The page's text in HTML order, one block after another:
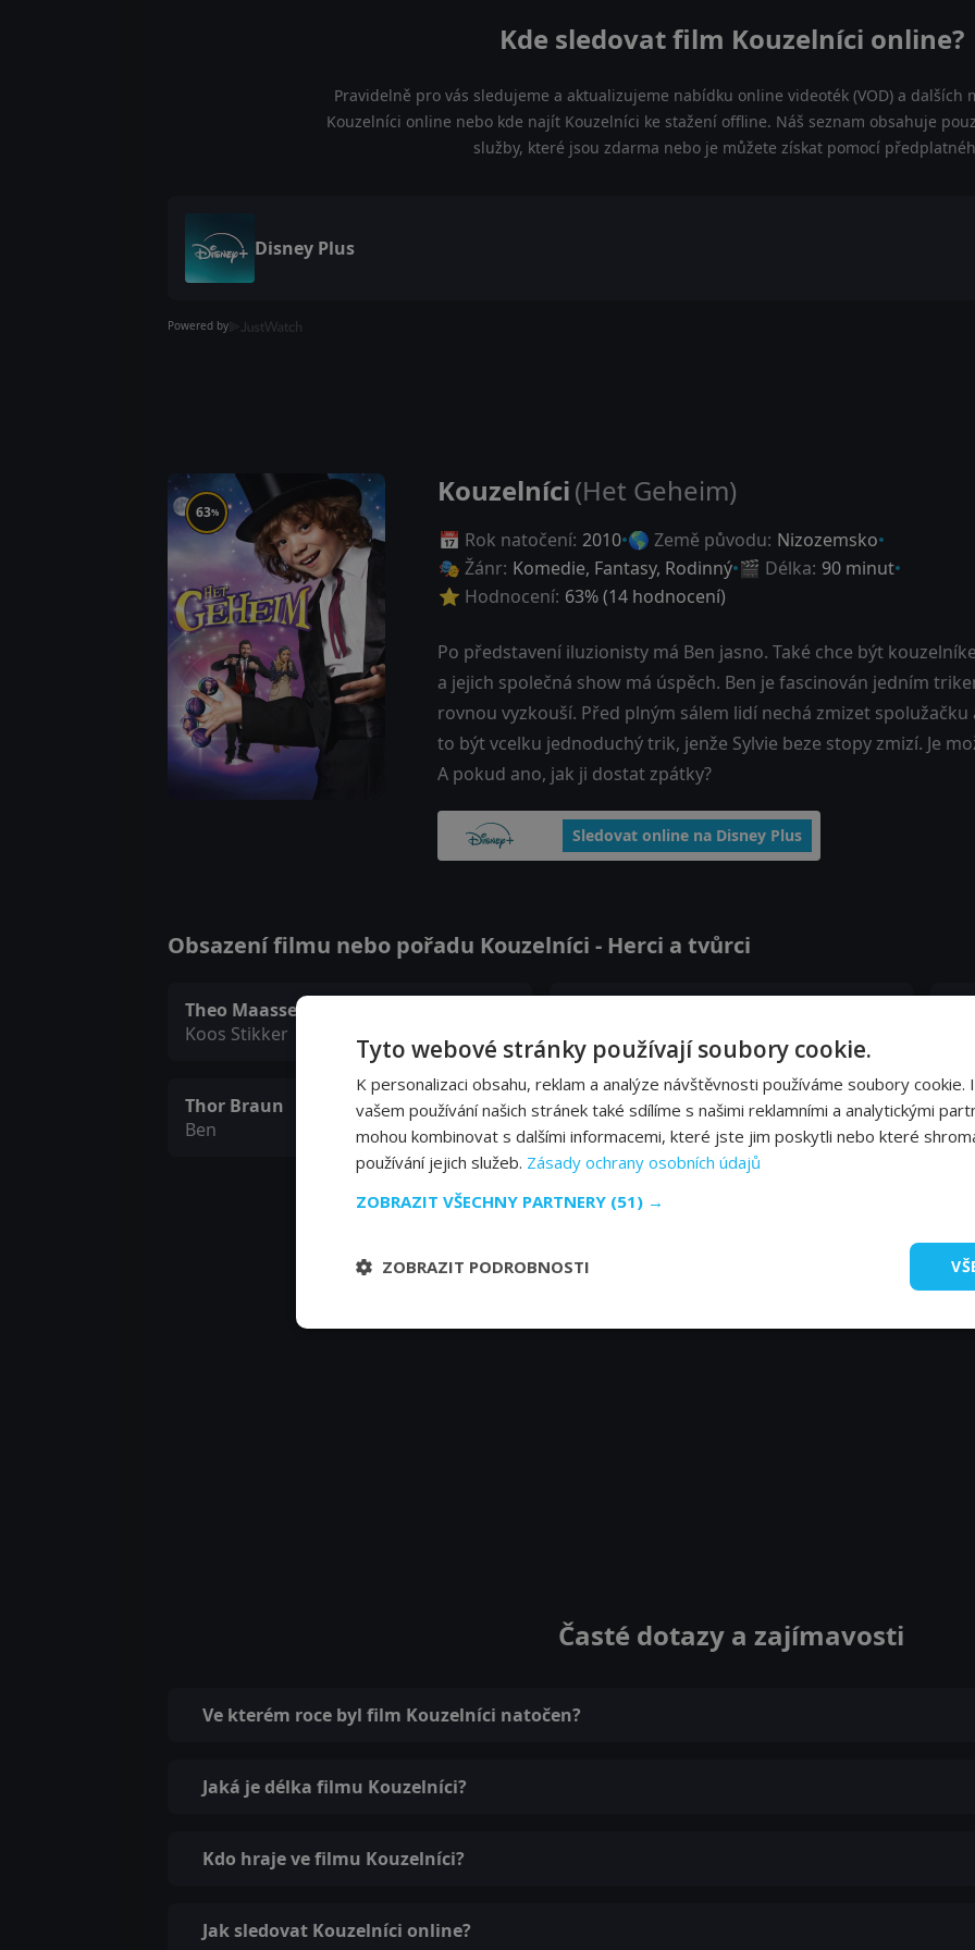
Kde sledovat film Kouzelníci online?
Pravidelně pro vás sledujeme a aktualizujeme nabídku online videoték (VOD) a dalších
Kouzelníci online nebo kde najít Kouzelníci ke stažení offline. Náš seznam obsahuje
služby, které jsou zdarma nebo je můžete získat pomocí
Disney Plus
Powered by
63%
Kouzelníci(Het Geheim)
📅 Rok natočení: 2010 🌎 Země původu: Nizozemsko
🎭 Žánr: Komedie, Fantasy, Rodinný 🎬 Délka: 90 minut
⭐ Hodnocení: 63% (14 hodnocení)
Po představení iluzionisty má Ben jasno. Také chce být
a jejich společná show má úspěch. Ben je fascinován jedním
rovnou vyzkouší. Před plným sálem lidí nechá zmizet
to být vcelku jednoduchý trik, jenže Sylvie beze stopy zmizí. Je
A pokud ano, jak ji dostat zpátky?
Sledovat online na Disney Plus
Obsazení filmu nebo pořadu Kouzelníci - Herci a tvůrci
Theo Maassen
Koos Stikker
Thor Braun
Ben
Sanne Lith
Selma Stikker
Časté dotazy a zajímavosti
Ve kterém roce byl film Kouzelníci natočen?
Jaká je délka filmu Kouzelníci?
Kdo hraje ve filmu Kouzelníci?
Jak sledovat Kouzelníci online?
Tyto webové stránky používají soubory cookie.
K personalizaci obsahu, reklam a analýze návštěvnosti používáme soubory cookie.
vašem používání našich stránek také sdílíme s našimi reklamními a analytickými
mohou kombinovat s dalšími informacemi, které jste jim poskytli nebo které
používání jejich služeb. Zásady ochrany osobních údajů
ZOBRAZIT VŠECHNY PARTNERY (51) →
ZOBRAZIT PODROBNOSTI